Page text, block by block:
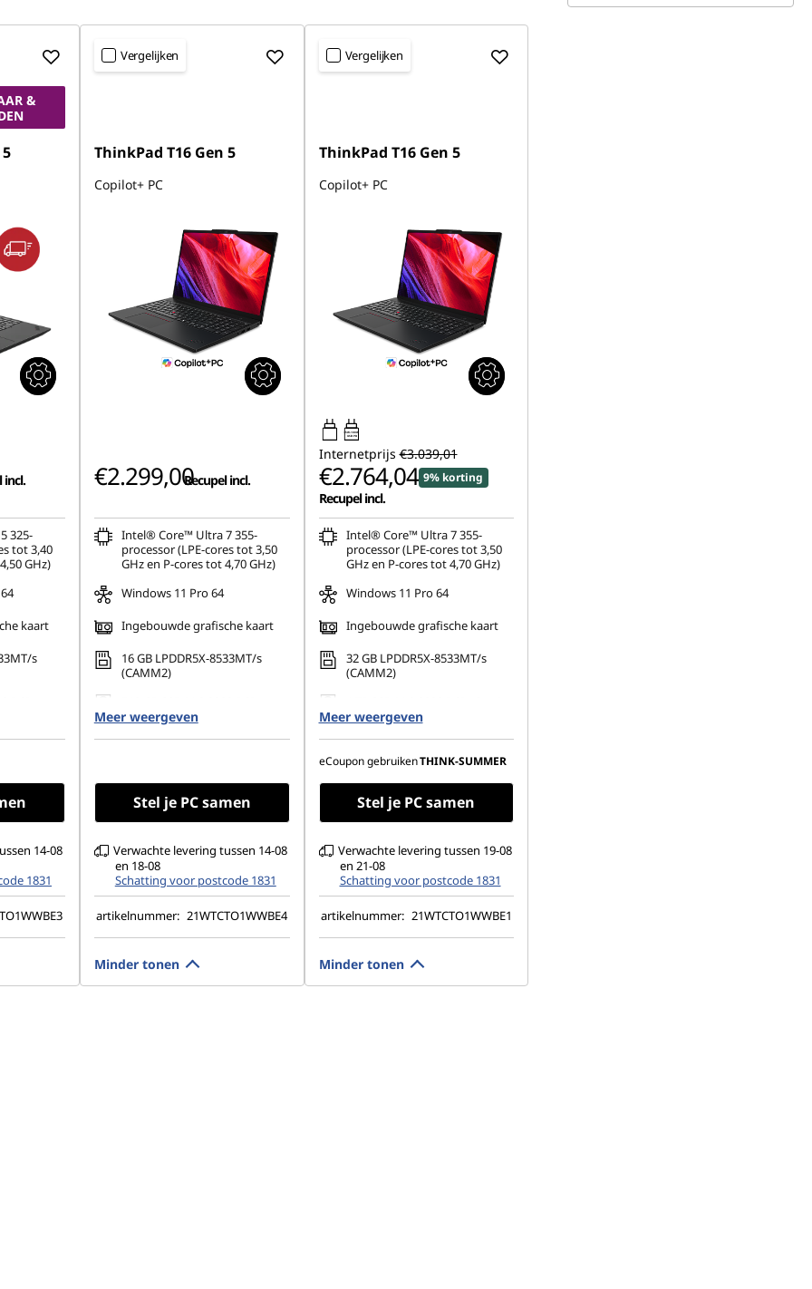
&
incl.
325-
tot 3,40
GHz)
kaart
s
IPS,
14-08
1831
Vergelijken
ThinkPad T16 Gen 5
Copilot+ PC
€2.299,00Recupel incl.
Intel® Core™ Ultra 7 355-
processor (LPE-cores tot 3,50
GHz en P-cores tot 4,70 GHz)
Windows 11 Pro 64
Ingebouwde grafische kaart
16 GB LPDDR5X-8533MT/s
(CAMM2)
Gen4 TLC Opal
16" WUXGA (1920 x 1200), IPS,
nits, 60 Hz
Meer weergeven
Stel je PC samen
Verwachte levering tussen 14-08
en 18-08
Schatting voor postcode 1831
artikelnummer: 21WTCTO1WWBE4
Minder tonen
Vergelijken
ThinkPad T16 Gen 5
Copilot+ PC
65W-100W
USB PD
Internetprijs €3.039,01
€2.764,04 9% korting
Recupel incl.
Intel® Core™ Ultra 7 355-
processor (LPE-cores tot 3,50
GHz en P-cores tot 4,70 GHz)
Windows 11 Pro 64
Ingebouwde grafische kaart
32 GB LPDDR5X-8533MT/s
(CAMM2)
TLC Opal
16" WUXGA (1920 x 1200), IPS,
ontspiegeld, geen
nits, 60 Hz
Meer weergeven
eCoupon gebruikenTHINK-SUMMER
Stel je PC samen
Verwachte levering tussen 19-08
en 21-08
Schatting voor postcode 1831
artikelnummer: 21WTCTO1WWBE1
Minder tonen